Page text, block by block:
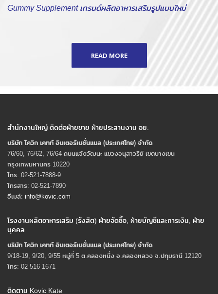
Gummy Supplement เทรนด์ผลิตอาหารเสริมรูปแบบใหม่
READ MORE
สำนักงานใหญ่ ติดต่อฝ่ายขาย ฝ่ายประสานงาน อย.
บริษัท โควิก เคทท์ อินเตอร์เนชั่นแนล (ประเทศไทย) จํากัด
76/60, 76/62, 76/64 ถนนแจ้งวัฒนะ แขวงอนุสาวรีย์ เขตบางเขน
กรุงเทพมหานคร 10220
โทร: 02-521-7888-9
โทรสาร: 02-521-7890
อีเมล์: info@kovic.com
โรงงานผลิตอาหารเสริม (รังสิต) ฝ่ายจัดซื้อ, ฝ่ายบัญชีและการเงิน, ฝ่าย
บุคคล
บริษัท โควิก เคทท์ อินเตอร์เนชั่นแนล (ประเทศไทย) จํากัด
9/18-19, 9/20, 9/55 หมู่ที่ 5 ต.คลองหนึ่ง อ.คลองหลวง จ.ปทุมธานี 12120
โทร: 02-516-1671
ติดตาม Kovic Kate